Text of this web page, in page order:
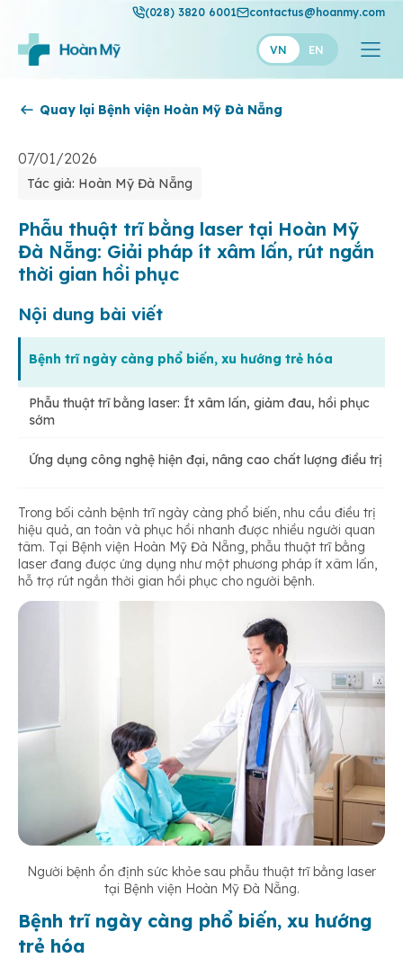
(028) 3820 6001 contactus@hoanmy.com
VN EN
Hoàn Mỹ
Hạnh Phúc
Thuận Mỹ
Quay lại Bệnh viện Hoàn Mỹ Đà Nẵng
07/01/2026
Tác giả: Hoàn Mỹ Đà Nẵng
Phẫu thuật trĩ bằng laser tại Hoàn Mỹ
Đà Nẵng: Giải pháp ít xâm lấn, rút ngắn
thời gian hồi phục
Nội dung bài viết
Bệnh trĩ ngày càng phổ biến, xu hướng trẻ hóa
Phẫu thuật trĩ bằng laser: Ít xâm lấn, giảm đau, hồi phục
sớm
Ứng dụng công nghệ hiện đại, nâng cao chất lượng điều trị
Trong bối cảnh bệnh trĩ ngày càng phổ biến, nhu cầu điều trị
hiệu quả, an toàn và phục hồi nhanh được nhiều người quan
tâm. Tại Bệnh viện Hoàn Mỹ Đà Nẵng, phẫu thuật trĩ bằng
laser đang được ứng dụng như một phương pháp ít xâm lấn,
hỗ trợ rút ngắn thời gian hồi phục cho người bệnh.
Người bệnh ổn định sức khỏe sau phẫu thuật trĩ bằng laser
tại Bệnh viện Hoàn Mỹ Đà Nẵng.
Bệnh trĩ ngày càng phổ biến, xu hướng
trẻ hóa